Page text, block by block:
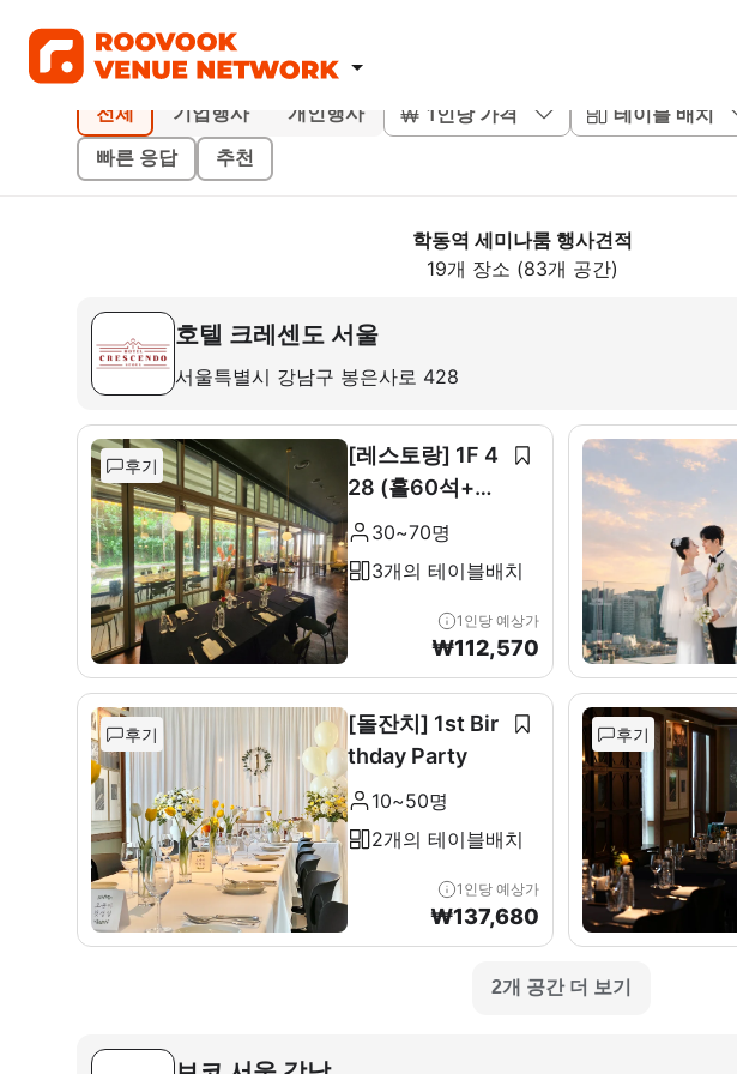
전체 기업행사 개인행사 1인당 가격 테이블 배치
빠른 응답 추천
학동역 세미나룸 행사견적
19개 장소 (83개 공간)
호텔 크레센도 서울
서울특별시 강남구 봉은사로 428
후기
[레스토랑] 1F 4
28 (홀60석+룸
10석)30~70명
3개의 테이블배치
1인당 예상가
₩112,570
후기
[돌잔치] 1st Bir
thday Party
10~50명
2개의 테이블배치
1인당 예상가
₩137,680
후기
2개 공간 더 보기